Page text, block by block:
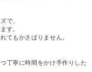
で、
す。
てもかさばりません。
丁寧に時間をかけ手作りした